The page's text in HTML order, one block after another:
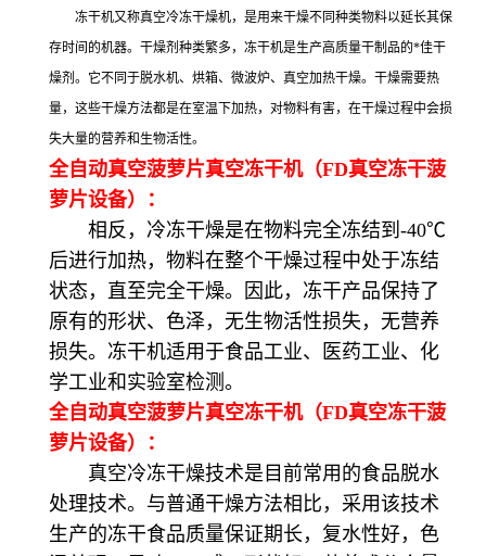
冻干机又称真空冷冻干燥机，是用来干燥不同种类物料以延长其保
存时间的机器。干燥剂种类繁多，冻干机是生产高质量干制品的*佳干
燥剂。它不同于脱水机、烘箱、微波炉、真空加热干燥。干燥需要热
量，这些干燥方法都是在室温下加热，对物料有害，在干燥过程中会损
失大量的营养和生物活性。
全自动真空菠萝片真空冻干机（FD真空冻干菠
萝片设备）：
相反，冷冻干燥是在物料完全冻结到-40℃
后进行加热，物料在整个干燥过程中处于冻结
状态，直至完全干燥。因此，冻干产品保持了
原有的形状、色泽，无生物活性损失，无营养
损失。冻干机适用于食品工业、医药工业、化
学工业和实验室检测。
全自动真空菠萝片真空冻干机（FD真空冻干菠
萝片设备）：
真空冷冻干燥技术是目前常用的食品脱水
处理技术。与普通干燥方法相比，采用该技术
生产的冻干食品质量保证期长，复水性好，色